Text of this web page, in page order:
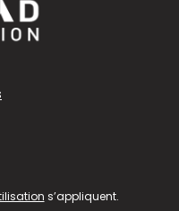
s’appliquent.